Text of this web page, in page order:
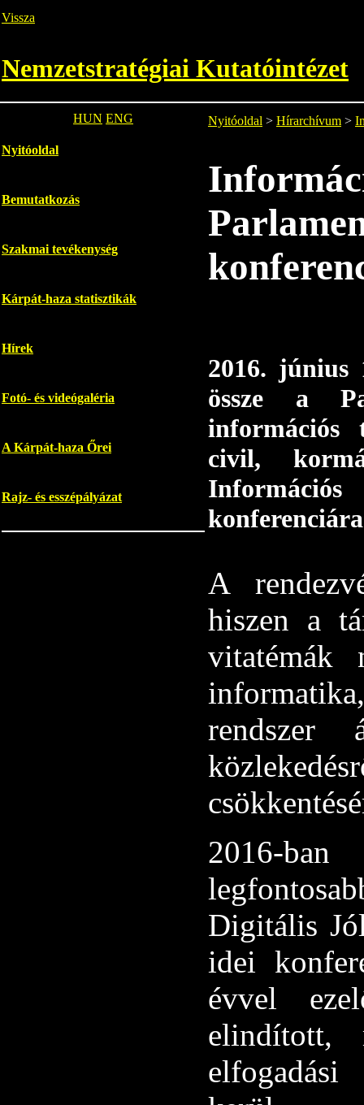
Vissza
Nemzetstratégiai Kutatóintézet
HUN ENG
Nyitóoldal
Bemutatkozás
Szakmai tevékenység
Kárpát-haza statisztikák
Hírek
Fotó- és videógaléria
A Kárpát-haza Őrei
Rajz- és esszépályázat
Nyitóoldal > Hírarchívum >
2016. június
össze a
információs
civil,
A
hiszen a
vitatémák
rendszer
2016-
Digitális
idei
évvel
elindított,